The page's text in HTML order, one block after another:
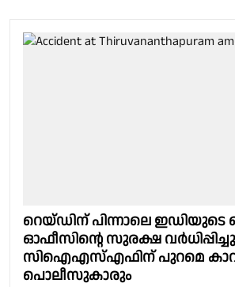
റെയ്ഡിന് പിന്നാലെ ഇഡിയുടെ
ഓഫീസിന്റെ സുരക്ഷ
സിഐഎസ്എഫിന് പുറമെ
പൊലീസുകാരും